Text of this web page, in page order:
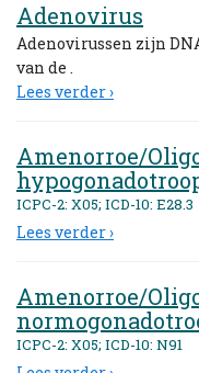
Adenovirus
Adenovirussen zijn
van de .
Lees verder ›
Amenorroe/
ICPC-2: X05; ICD-10: E28.3
Lees verder ›
Amenorroe/
ICPC-2: X05; ICD-10: N91